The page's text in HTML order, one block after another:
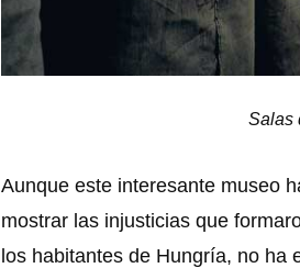
Salas
Aunque este interesante museo
mostrar las injusticias que
los habitantes de Hungría, no ha